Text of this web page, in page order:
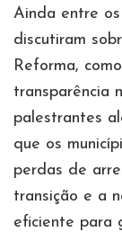
Ainda entre
discutiram
Reforma,
transparência
palestrantes
que os
perdas de
transição e a
eficiente para